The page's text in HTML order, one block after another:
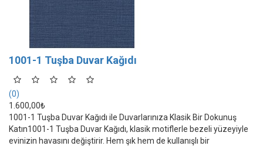
1001-1 Tuşba Duvar Kağıdı
(0)
1.600,00₺
1001-1 Tuşba Duvar Kağıdı ile Duvarlarınıza Klasik Bir Dokunuş
Katın1001-1 Tuşba Duvar Kağıdı, klasik motiflerle bezeli yüzeyiyle
evinizin havasını değiştirir. Hem şık hem de kullanışlı bir